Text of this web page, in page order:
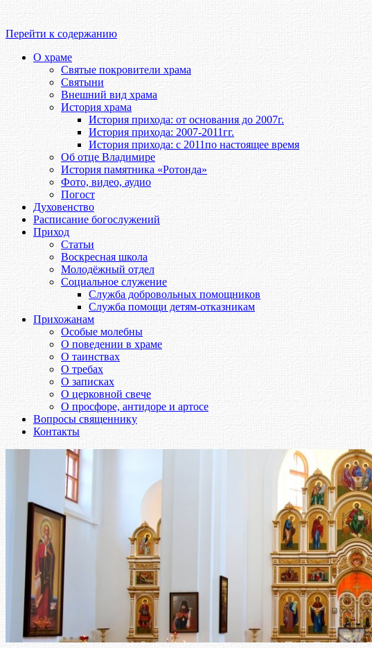
Перейти к содержанию
О храме
Святые покровители храма
Святыни
Внешний вид храма
История храма
История прихода: от основания до 2007г.
История прихода: 2007-2011гг.
История прихода: с 2011по настоящее время
Об отце Владимире
История памятника «Ротонда»
Фото, видео, аудио
Погост
Духовенство
Расписание богослужений
Приход
Статьи
Воскресная школа
Молодёжный отдел
Социальное служение
Служба добровольных помощников
Служба помощи детям-отказникам
Прихожанам
Особые молебны
О поведении в храме
О таинствах
О требах
О записках
О церковной свече
О просфоре, антидоре и артосе
Вопросы священнику
Контакты